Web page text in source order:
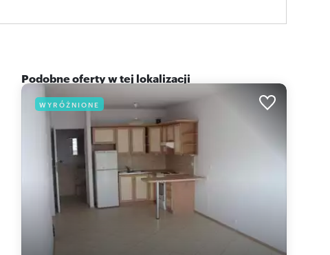
Podobne oferty w tej lokalizacji
WYRÓŻNIONE